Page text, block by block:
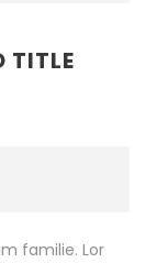
TITLE
familie. Lor